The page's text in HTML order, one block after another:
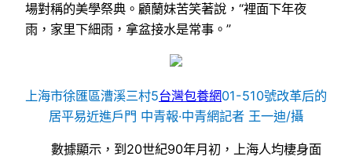
場對稱的美學祭典。顧蘭妹苦笑著說，“裡面下年夜
雨，家里下細雨，拿盆接水是常事。”
上海市徐匯區漕溪三村5台灣包養網01-510號改革后的
居平易近進戶門 中青報·中青網記者 王一迪/攝
數據顯示，到20世紀90年月初，上海人均棲身面